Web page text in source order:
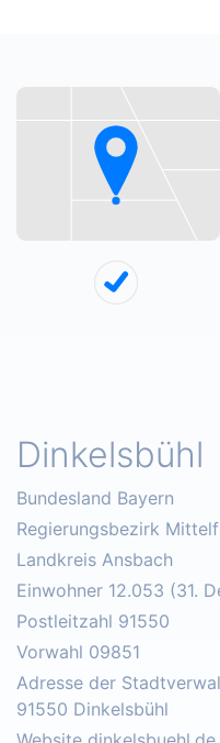
Dinkelsbühl
Bundesland Bayern
Regierungsbezirk
Landkreis Ansbach
Einwohner 12.053 (31.
Postleitzahl 91550
Vorwahl 09851
Adresse der
91550 Dinkelsbühl